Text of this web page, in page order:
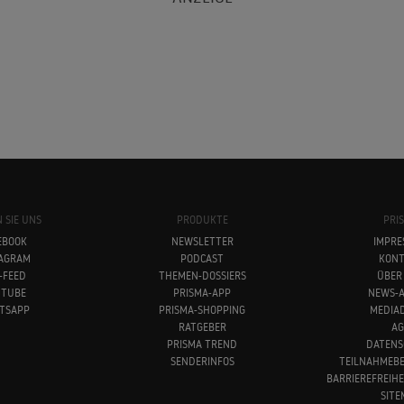
SIE UNS
FEED
PRODUKTE
NEWSLETTER
PODCAST
THEMEN-DOSSIERS
PRISMA-APP
PRISMA-SHOPPING
RATGEBER
PRISMA TREND
SENDERINFOS
NEWS-